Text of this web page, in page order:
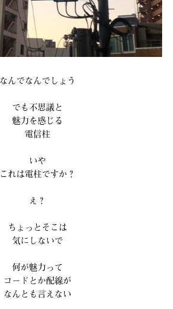
なんでなんでしょう
でも不思議と
魅力を感じる
電信柱
いや
これは電柱ですか？
え？
ちょっとそこは
気にしないで
何が魅力って
コードとか配線が
なんとも言えない